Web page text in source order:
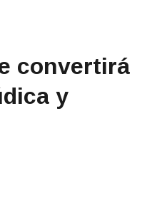
convertirá
y